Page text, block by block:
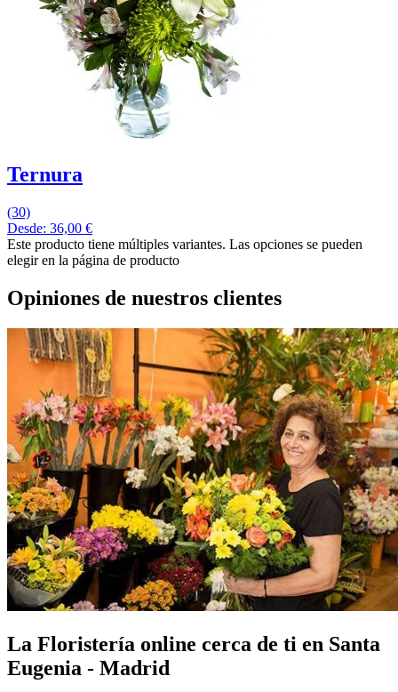
Ternura
(30)
Desde: 36,00 €
Este producto tiene múltiples variantes. Las opciones se pueden
elegir en la página de producto
Opiniones de nuestros clientes
La Floristería online cerca de ti en Santa
Eugenia - Madrid